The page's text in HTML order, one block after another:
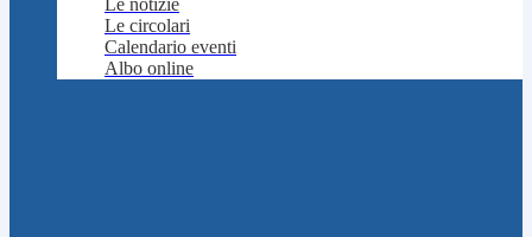
Le notizie
Le circolari
Calendario eventi
Albo online